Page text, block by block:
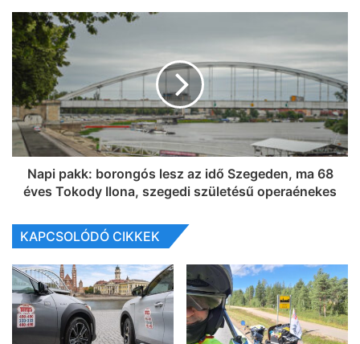
Napi pakk: borongós lesz az idő Szegeden, ma 68
éves Tokody Ilona, szegedi születésű operaénekes
KAPCSOLÓDÓ CIKKEK